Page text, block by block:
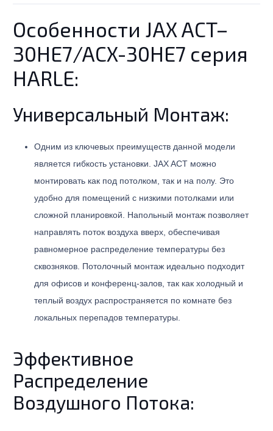
Особенности JAX ACT–
30HE7/ACX-30HE7 серия
HARLE:
Универсальный Монтаж:
Одним из ключевых преимуществ данной модели
является гибкость установки. JAX ACT можно
монтировать как под потолком, так и на полу. Это
удобно для помещений с низкими потолками или
сложной планировкой. Напольный монтаж позволяет
направлять поток воздуха вверх, обеспечивая
равномерное распределение температуры без
сквозняков. Потолочный монтаж идеально подходит
для офисов и конференц-залов, так как холодный и
теплый воздух распространяется по комнате без
локальных перепадов температуры.
Эффективное
Распределение
Воздушного Потока: